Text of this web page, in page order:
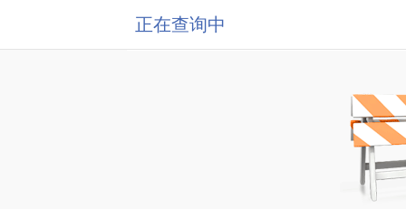
正在查询中